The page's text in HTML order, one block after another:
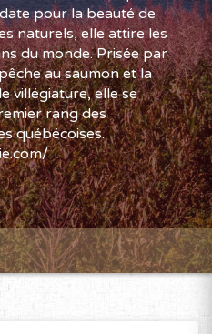
pour la beauté de
naturels, elle attire les
du monde. Prisée par
au saumon et la
villégiature, elle se
rang des
québécoises.